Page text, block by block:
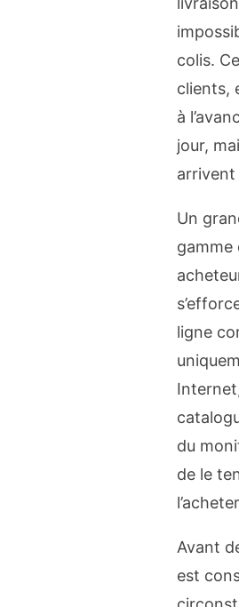
colis.
clients,
à
jour,
arrivent
Un
gamme
ligne
du
de le
Avant
est